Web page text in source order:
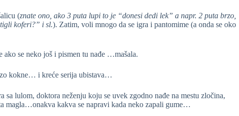
(znate ono, ako 3 puta lupi to je “donesi dedi lek” a napr. 2 puta brzo,
koferi?” i sl.). Zatim, voli mnogo da se igra i pantomime (a onda se oko
ako se neko još i pismen tu nađe …mašala.
kokne… i kreće serija ubistava…
sa lulom, doktora neženju koju se uvek zgodno nađe na mestu zločina,
magla…onakva kakva se napravi kada neko zapali gume…